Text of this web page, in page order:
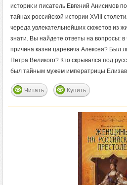
историк и писатель Евгений Анисимов
тайнах российской истории XVIII
череда увлекательнейших сюжетов из
знати. Вы найдете ответы на вопросы: в
причина казни царевича Алексея? Был
Петра Великого? Кто скрывался под
был тайным мужем императрицы
Читать Купить